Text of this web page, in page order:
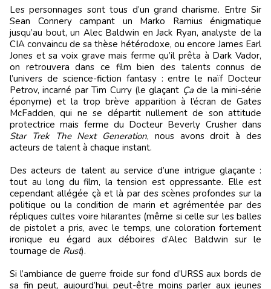
Les personnages sont tous d’un grand charisme. Entre Sir
Sean Connery campant un Marko Ramius énigmatique
jusqu’au bout, un Alec Baldwin en Jack Ryan, analyste de la
CIA convaincu de sa thèse hétérodoxe, ou encore James Earl
Jones et sa voix grave mais ferme qu’il prêta à Dark Vador,
on retrouvera dans ce film bien des talents connus de
l’univers de science-fiction fantasy : entre le naïf Docteur
Petrov, incarné par Tim Curry (le glaçant Çade la mini-série
éponyme) et la trop brève apparition à l’écran de Gates
McFadden, qui ne se départit nullement de son attitude
protectrice mais ferme du Docteur Beverly Crusher dans
Star Trek The Next Generation, nous avons droit à des
acteurs de talent à chaque instant.
Des acteurs de talent au service d’une intrigue glaçante :
tout au long du film, la tension est oppressante. Elle est
cependant allégée çà et là par des scènes profondes sur la
politique ou la condition de marin et agrémentée par des
répliques cultes voire hilarantes (même si celle sur les balles
de pistolet a pris, avec le temps, une coloration fortement
ironique eu égard aux déboires d’Alec Baldwin sur le
tournage de Rust).
Si l’ambiance de guerre froide sur fond d’URSS aux bords de
sa fin peut, aujourd’hui, peut-être moins parler aux jeunes